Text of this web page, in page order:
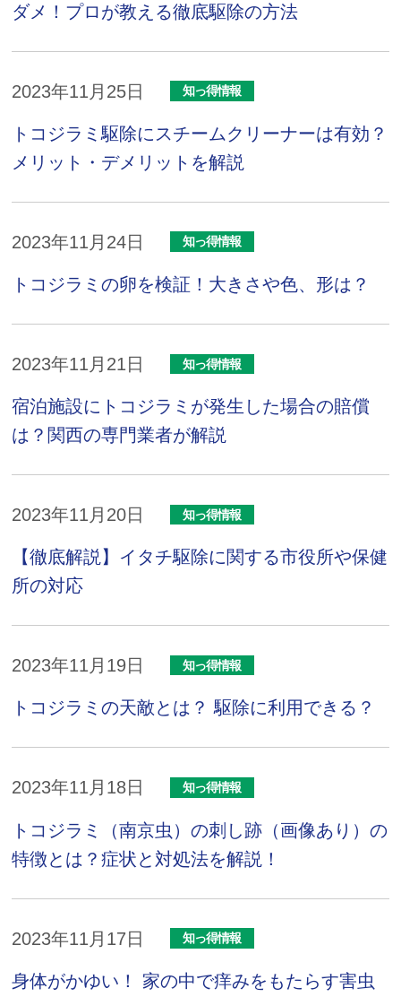
ダメ！プロが教える徹底駆除の方法
2023年11月25日 知っ得情報
トコジラミ駆除にスチームクリーナーは有効？
メリット・デメリットを解説
2023年11月24日 知っ得情報
トコジラミの卵を検証！大きさや色、形は？
2023年11月21日 知っ得情報
宿泊施設にトコジラミが発生した場合の賠償
は？関西の専門業者が解説
2023年11月20日 知っ得情報
【徹底解説】イタチ駆除に関する市役所や保健
所の対応
2023年11月19日 知っ得情報
トコジラミの天敵とは？ 駆除に利用できる？
2023年11月18日 知っ得情報
トコジラミ（南京虫）の刺し跡（画像あり）の
特徴とは？症状と対処法を解説！
2023年11月17日 知っ得情報
身体がかゆい！ 家の中で痒みをもたらす害虫